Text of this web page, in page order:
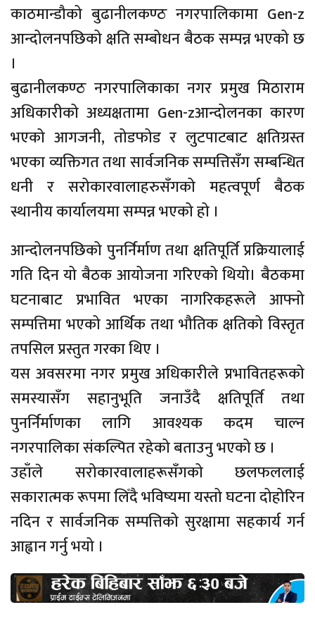
काठमान्डौको बुढानीलकण्ठ नगरपालिकामा Gen-z
आन्दोलनपछिको क्षति सम्बोधन बैठक सम्पन्न भएको छ
।
बुढानीलकण्ठ नगरपालिकाका नगर प्रमुख मिठाराम
अधिकारीको अध्यक्षतामा Gen-zआन्दोलनका कारण
भएको आगजनी, तोडफोड र लुटपाटबाट क्षतिग्रस्त
भएका व्यक्तिगत तथा सार्वजनिक सम्पत्तिसँग सम्बन्धित
धनी र सरोकारवालाहरुसँगको महत्वपूर्ण बैठक
स्थानीय कार्यालयमा सम्पन्न भएको हो ।
आन्दोलनपछिको पुनर्निर्माण तथा क्षतिपूर्ति प्रक्रियालाई
गति दिन यो बैठक आयोजना गरिएको थियो। बैठकमा
घटनाबाट प्रभावित भएका नागरिकहरूले आफ्नो
सम्पत्तिमा भएको आर्थिक तथा भौतिक क्षतिको विस्तृत
तपसिल प्रस्तुत गरका थिए ।
यस अवसरमा नगर प्रमुख अधिकारीले प्रभावितहरूको
समस्यासँग सहानुभूति जनाउँदै क्षतिपूर्ति तथा
पुनर्निर्माणका लागि आवश्यक कदम चाल्न
नगरपालिका संकल्पित रहेको बताउनु भएको छ ।
उहाँले सरोकारवालाहरूसँगको छलफललाई
सकारात्मक रूपमा लिँदै भविष्यमा यस्तो घटना दोहोरिन
नदिन र सार्वजनिक सम्पत्तिको सुरक्षामा सहकार्य गर्न
आह्वान गर्नु भयो ।